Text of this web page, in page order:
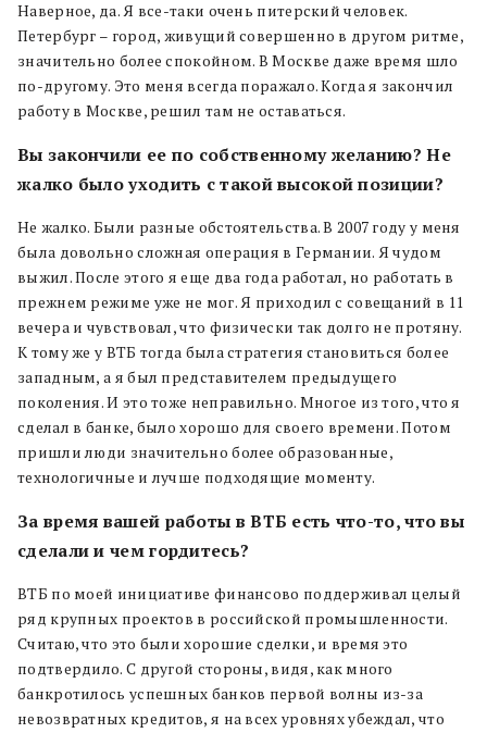
Наверное, да. Я все-таки очень питерский человек.
Петербург – город, живущий совершенно в другом ритме,
значительно более спокойном. В Москве даже время шло
по-другому. Это меня всегда поражало. Когда я закончил
работу в Москве, решил там не оставаться.
Вы закончили ее по собственному желанию? Не
жалко было уходить с такой высокой позиции?
Не жалко. Были разные обстоятельства. В 2007 году у меня
была довольно сложная операция в Германии. Я чудом
выжил. После этого я еще два года работал, но работать в
прежнем режиме уже не мог. Я приходил с совещаний в 11
вечера и чувствовал, что физически так долго не протяну.
К тому же у ВТБ тогда была стратегия становиться более
западным, а я был представителем предыдущего
поколения. И это тоже неправильно. Многое из того, что я
сделал в банке, было хорошо для своего времени. Потом
пришли люди значительно более образованные,
технологичные и лучше подходящие моменту.
За время вашей работы в ВТБ есть что-то, что вы
сделали и чем гордитесь?
ВТБ по моей инициативе финансово поддерживал целый
ряд крупных проектов в российской промышленности.
Считаю, что это были хорошие сделки, и время это
подтвердило. С другой стороны, видя, как много
банкротилось успешных банков первой волны из-за
невозвратных кредитов, я на всех уровнях убеждал, что